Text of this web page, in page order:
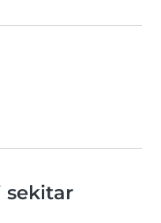
sekitar